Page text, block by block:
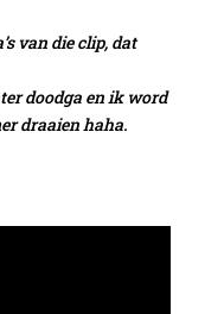
van die clip, dat
doodga en ik word
draaien haha.